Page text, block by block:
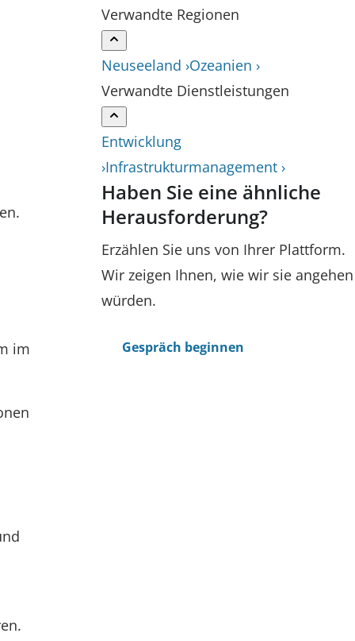
im
Verwandte Regionen
Neuseeland ›Ozeanien ›
Verwandte Dienstleistungen
Entwicklung
›Infrastrukturmanagement ›
Haben Sie eine ähnliche
Herausforderung?
Erzählen Sie uns von Ihrer Plattform.
Wir zeigen Ihnen, wie wir sie angehen
würden.
Gespräch beginnen